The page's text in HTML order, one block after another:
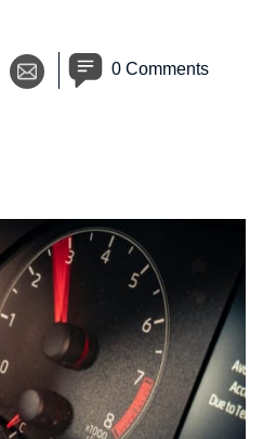
0 Comments